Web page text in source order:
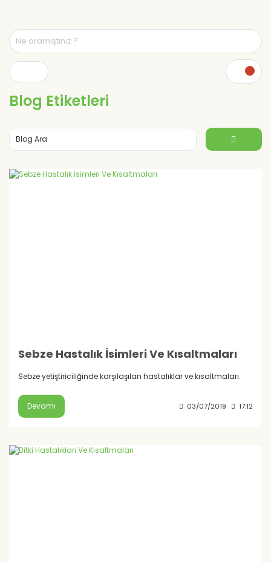
Blog Etiketleri
Sebze Hastalık İsimleri Ve Kısaltmaları
Sebze yetiştiriciliğinde karşılaşılan hastalıklar ve kısaltmaları.
Devamı 03/07/2019 17:12